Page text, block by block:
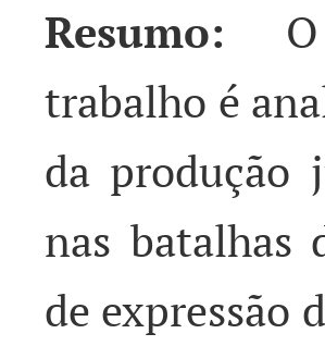
Resumo:
trabalho é
da produção
nas batalhas
de expressão